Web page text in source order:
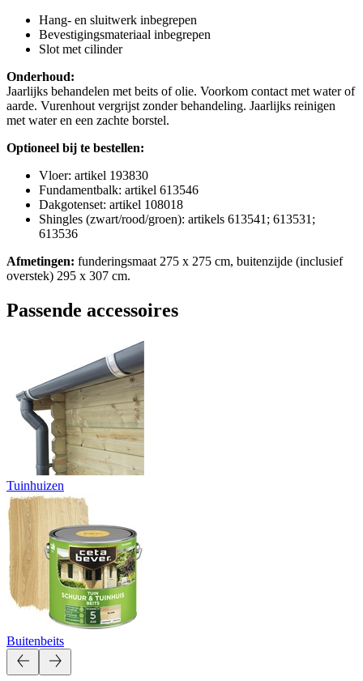
Hang- en sluitwerk inbegrepen
Bevestigingsmateriaal inbegrepen
Slot met cilinder
Onderhoud:
Jaarlijks behandelen met beits of olie. Voorkom contact met water of
aarde. Vurenhout vergrijst zonder behandeling. Jaarlijks reinigen
met water en een zachte borstel.
Optioneel bij te bestellen:
Vloer: artikel 193830
Fundamentbalk: artikel 613546
Dakgotenset: artikel 108018
Shingles (zwart/rood/groen): artikels 613541; 613531;
613536
Afmetingen: funderingsmaat 275 x 275 cm, buitenzijde (inclusief
overstek) 295 x 307 cm.
Passende accessoires
Tuinhuizen
Buitenbeits